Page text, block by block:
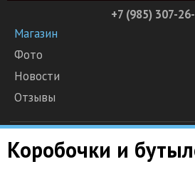
+7 (985) 307-
Магазин
Фото
Новости
Отзывы
Коробочки и